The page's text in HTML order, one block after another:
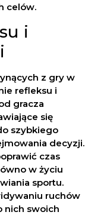
celów.
i
z gry w
refleksu i
gracza
się
szybkiego
decyzji.
czas
w życiu
sportu.
ruchów
nich swoich